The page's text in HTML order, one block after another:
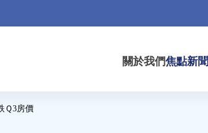
關於我們焦點新聞
Ｑ3房價